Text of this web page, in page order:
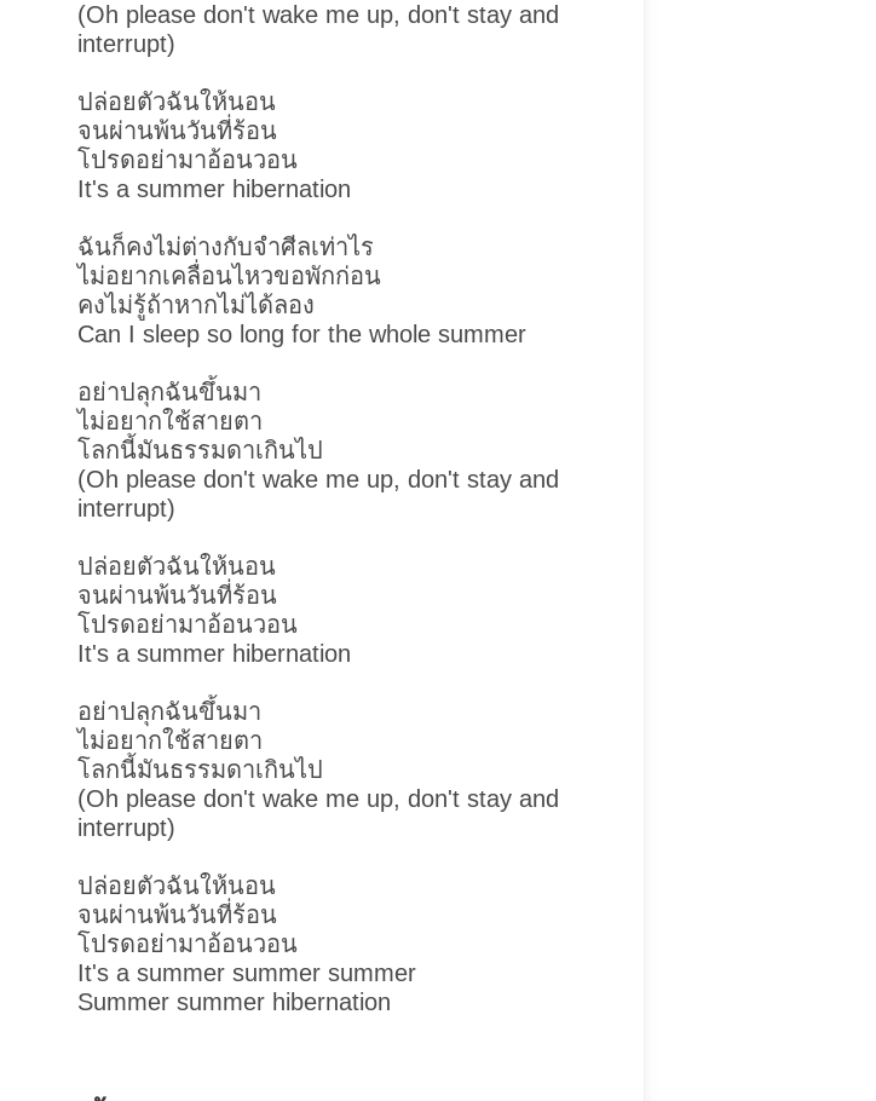
(Oh please don't wake me up, don't stay and
interrupt)
ปล่อยตัวฉันให้นอน
จนผ่านพ้นวันที่ร้อน
โปรดอย่ามาอ้อนวอน
It's a summer hibernation
ฉันก็คงไม่ต่างกับจำศีลเท่าไร
ไม่อยากเคลื่อนไหวขอพักก่อน
คงไม่รู้ถ้าหากไม่ได้ลอง
Can I sleep so long for the whole summer
อย่าปลุกฉันขึ้นมา
ไม่อยากใช้สายตา
โลกนี้มันธรรมดาเกินไป
(Oh please don't wake me up, don't stay and
interrupt)
ปล่อยตัวฉันให้นอน
จนผ่านพ้นวันที่ร้อน
โปรดอย่ามาอ้อนวอน
It's a summer hibernation
อย่าปลุกฉันขึ้นมา
ไม่อยากใช้สายตา
โลกนี้มันธรรมดาเกินไป
(Oh please don't wake me up, don't stay and
interrupt)
ปล่อยตัวฉันให้นอน
จนผ่านพ้นวันที่ร้อน
โปรดอย่ามาอ้อนวอน
It's a summer summer summer
Summer summer hibernation